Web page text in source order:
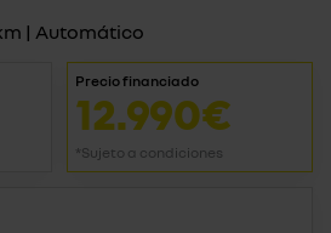
| Automático
Precio financiado
12.990€
*Sujeto a condiciones